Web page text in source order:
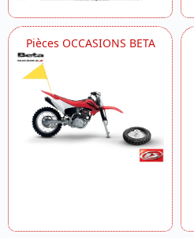
Pièces OCCASIONS BETA